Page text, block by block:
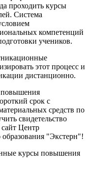
проходить курсы
Система
компетенций
учеников.
этот процесс и
дистанционно.
повышения
срок с
средств по
свидетельство
сайт Центр
образования "Экстерн"!
курсы повышения